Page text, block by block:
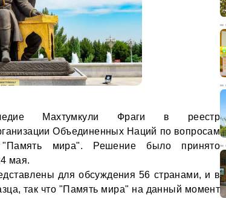
Махтумкули Фраги в реестр
Объединенных Наций по вопросам
"Память мира". Решение было принято
мая.
для обсуждения 56 странами, и в
так что "Память мира" на данный момент